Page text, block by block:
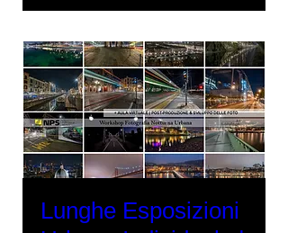
Lunghe Esposizioni